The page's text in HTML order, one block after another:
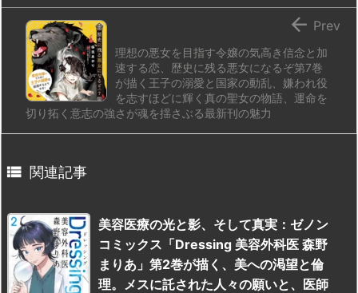
理想の悪女を目指す令嬢の気高き信念と加
速する恋、歴史に残る悪女になるぞ第7巻
が描く王子の溺愛と国家の動乱、嫌われ役
を志すほどに輝く真の聖女の物語、運命を
切り拓く意志の強さが魂を揺さぶる最新刊の魅力
 Prev
 関連記事
美容医療の光と影、そして真実：ゼノン
コミックス「Dressing 美容外科医 森野
まりあ」第2巻が描く、美への渇望と倫
理。メスに託された人々の願いと、医師